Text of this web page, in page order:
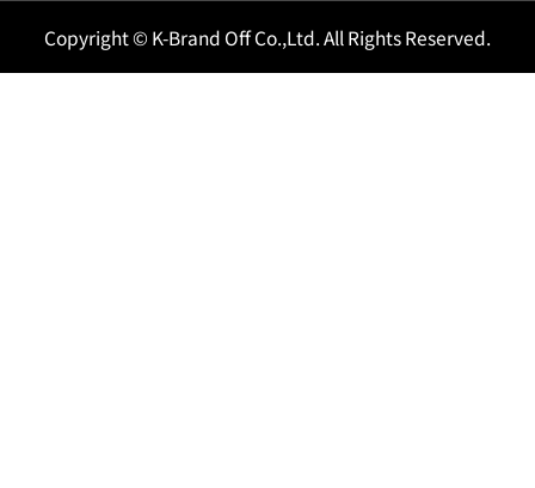
Copyright © K-Brand Off Co.,Ltd. All Rights Reserved.